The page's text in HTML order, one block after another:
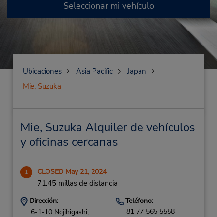
Seleccionar mi vehículo
Ubicaciones Asia Pacific
Japan
Mie, Suzuka
Mie, Suzuka Alquiler de vehículos
y oficinas cercanas
1 CLOSED May 21, 2024
71.45 millas de distancia
Dirección:
6-1-10 Nojihigashi,
Teléfono:
81 77 565 5558